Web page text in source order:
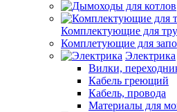
Комплектующие для
Комплетующие для
Электрика
Вилки,
Кабель греющий
Кабель, провода
Материалы для